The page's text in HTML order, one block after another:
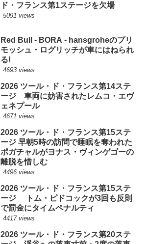
ド・フランス第1ステージを欠場
5091 views
Red Bull - BORA - hansgroheのプリ
モッシュ・ログリッチが車にはねられ
る!
4693 views
2026 ツール・ド・フランス第14ステ
ージ 車両に妨害されたレムコ・エヴ
ェネプール
4671 views
2026 ツール・ド・フランス第15ステ
ージ 早朝5時の訪問で睡眠を奪われた
ポガチャルがヨナス・ヴィンゲゴーの
離脱を惜しむ
4496 views
2026 ツール・ド・フランス第15ステ
ージ トム・ピドコックが3回も反則
で罰金にタイムペナルティ
4417 views
2026 ツール・ド・フランス第20ステ